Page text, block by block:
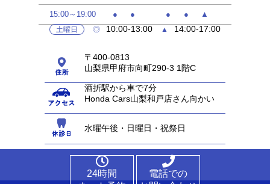
15:00～19:00 ● ● ● ● ▲
土曜日 ◎ 10:00-13:00 ▲ 14:00-17:00
〒400-0813
山梨県甲府市向町290-3 1階C
酒折駅から車で7分
Honda Cars山梨和戸店さん向かい
水曜午後・日曜日・祝祭日
24時間
電話での